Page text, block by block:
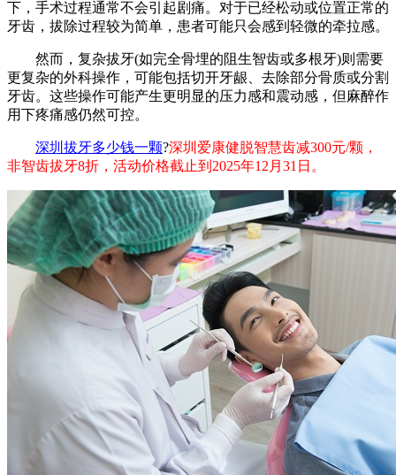
下，手术过程通常不会引起剧痛。对于已经松动或位置正常的
牙齿，拔除过程较为简单，患者可能只会感到轻微的牵拉感。
然而，复杂拔牙(如完全骨埋的阻生智齿或多根牙)则需要
更复杂的外科操作，可能包括切开牙龈、去除部分骨质或分割
牙齿。这些操作可能产生更明显的压力感和震动感，但麻醉作
用下疼痛感仍然可控。
深圳拔牙多少钱一颗?深圳爱康健脱智慧齿减300元/颗，
非智齿拔牙8折，活动价格截止到2025年12月31日。